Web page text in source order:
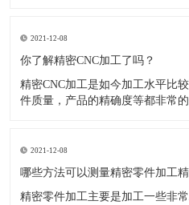
2021-12-08
​你了解精密CNC加工了吗？
精密CNC加工是如今加工水平比
件质量，产品的精确度等都非常
自动化技术水平高，非常适合加
零
2021-12-08
哪些方法可以测量精密零件加工
精密零件加工主要是加工一些非